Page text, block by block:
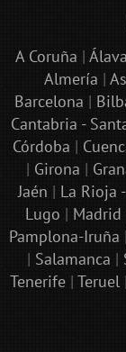
A Coruña |
Almería |
Barcelona |
Cantabria -
Córdoba |
| Girona |
Jaén | La Rioja
Lugo | Madrid
Pamplona-Iruña |
| Salamanca |
Tenerife| Teruel|